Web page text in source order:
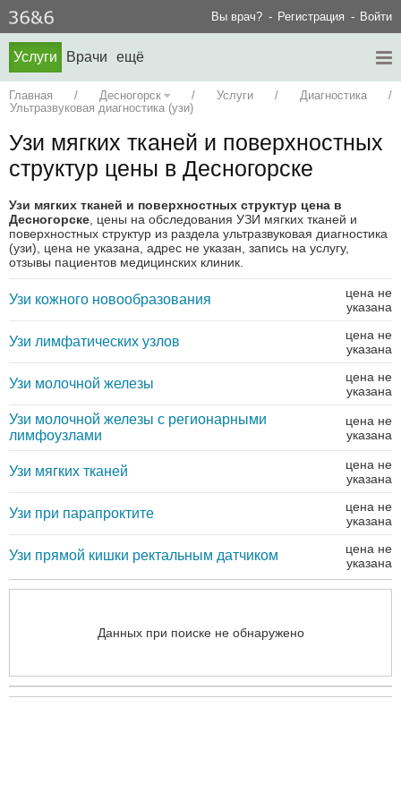
Вы врач? Регистрация Войти
Услуги Врачи ещё
Главная / Десногорск / Услуги / Диагностика
/
Ультразвуковая диагностика (узи)
Узи мягких тканей и поверхностных
структур цены в Десногорске
Узи мягких тканей и поверхностных структур цена в
Десногорске, цены на обследования УЗИ мягких тканей и
поверхностных структур из раздела ультразвуковая диагностика
(узи), цена не указана, адрес не указан, запись на услугу,
отзывы пациентов медицинских клиник.
Узи кожного новообразования
цена не
указана
Узи лимфатических узлов
цена не
указана
Узи молочной железы
цена не
указана
Узи молочной железы с регионарными
лимфоузлами
цена не
указана
Узи мягких тканей
цена не
указана
Узи при парапроктите
цена не
указана
Узи прямой кишки ректальным датчиком
цена не
указана
Данных при поиске не обнаружено